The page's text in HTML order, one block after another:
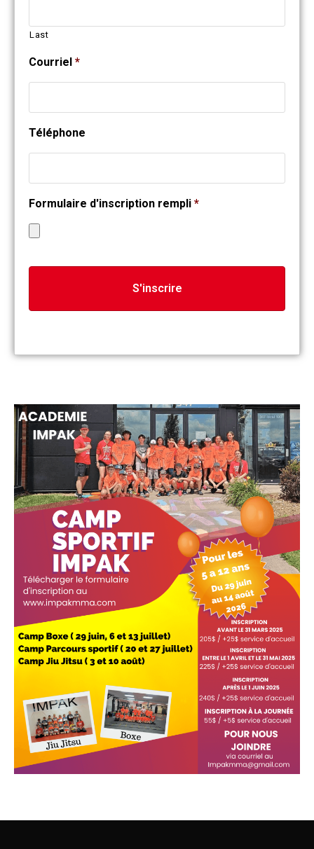
Last
Courriel *
Téléphone
Formulaire d'inscription rempli *